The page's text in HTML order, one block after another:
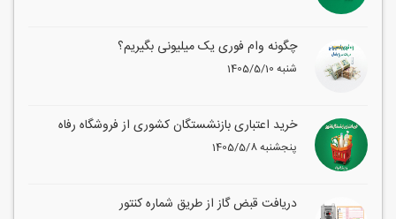
چگونه وام فوری یک میلیونی بگیریم؟
1405/5/10 شنبه
خرید اعتباری بازنشستگان کشوری از فروشگاه رفاه
1405/5/8 پنجشنبه
دریافت قبض گاز از طریق شماره کنتور